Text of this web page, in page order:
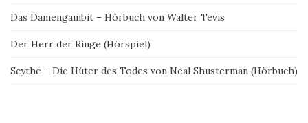
Das Damengambit – Hörbuch von Walter Tevis
Der Herr der Ringe (Hörspiel)
Scythe – Die Hüter des Todes von Neal Shusterman (Hörbuch)